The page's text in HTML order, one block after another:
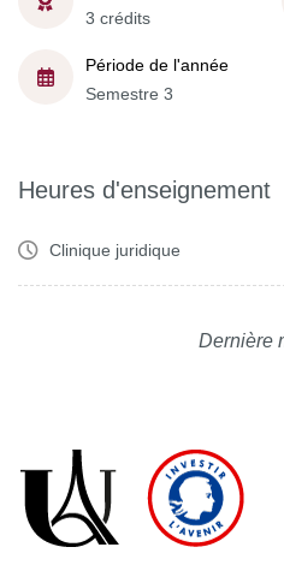
3 crédits
Période de l'année
Semestre 3
Heures d'enseignement
Clinique juridique
Dernière